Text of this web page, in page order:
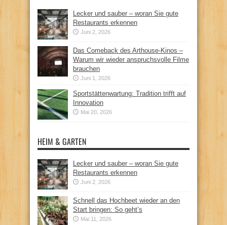
Lecker und sauber – woran Sie gute
Restaurants erkennen
Juni 2, 2026
Das Comeback des Arthouse-Kinos –
Warum wir wieder anspruchsvolle Filme
brauchen
Juni 1, 2026
Sportstättenwartung: Tradition trifft auf
Innovation
Mai 20, 2026
HEIM & GARTEN
Lecker und sauber – woran Sie gute
Restaurants erkennen
Juni 2, 2026
Schnell das Hochbeet wieder an den
Start bringen: So geht’s
Mai 11, 2026